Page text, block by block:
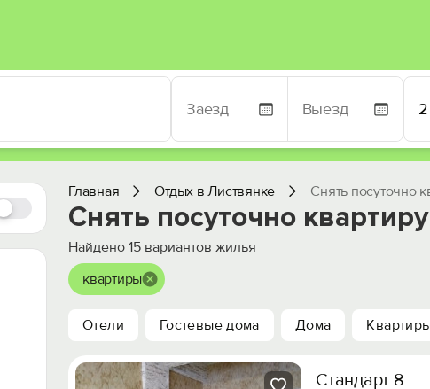
Главная Отдых в Листвянке Снять посуточно
Снять посуточно
Найдено 15 вариантов жилья
квартиры
Отели Гостевые дома Дома
Стандарт 8